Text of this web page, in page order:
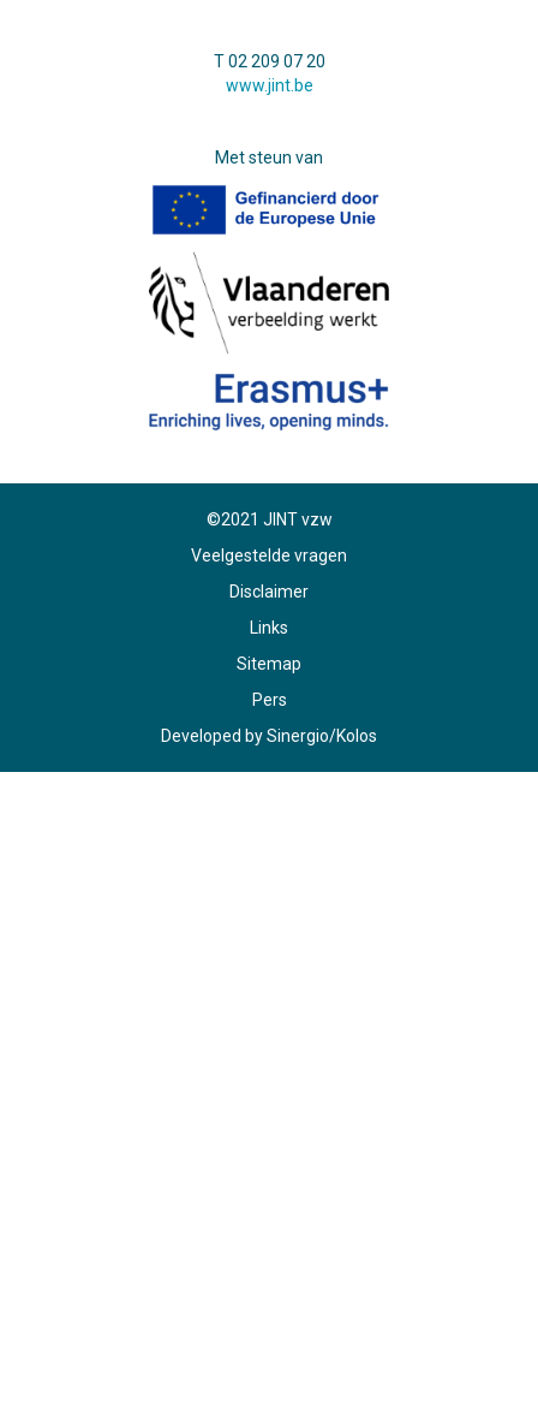
T 02 209 07 20
www.jint.be
Met steun van
©2021 JINT vzw
Veelgestelde vragen
Disclaimer
Links
Sitemap
Pers
Developed bySinergio/Kolos